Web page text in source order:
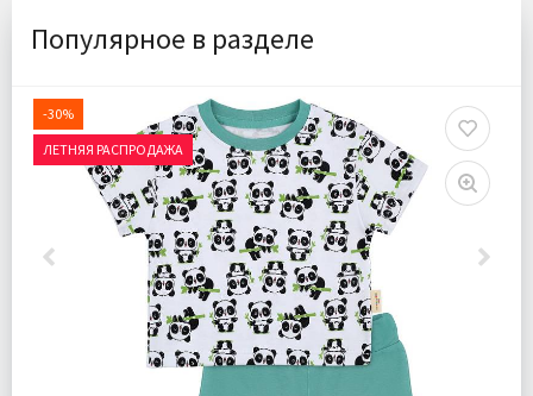
Популярное в разделе
-30%
ЛЕТНЯЯ РАСПРОДАЖА